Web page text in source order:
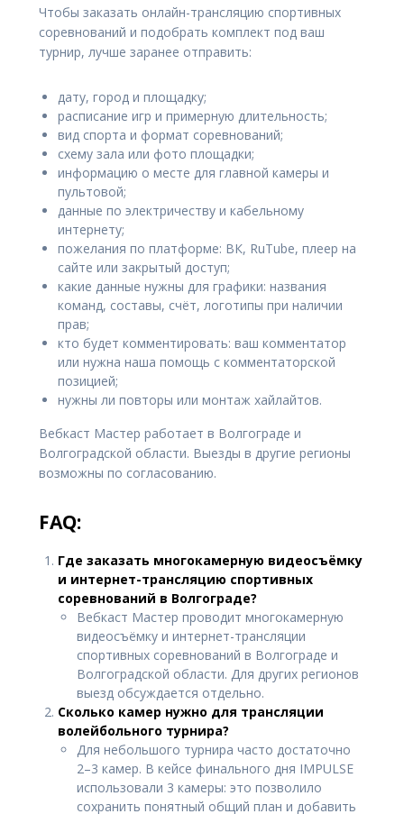
Чтобы заказать онлайн-трансляцию спортивных
соревнований и подобрать комплект под ваш
турнир, лучше заранее отправить:
дату, город и площадку;
расписание игр и примерную длительность;
вид спорта и формат соревнований;
схему зала или фото площадки;
информацию о месте для главной камеры и
пультовой;
данные по электричеству и кабельному
интернету;
пожелания по платформе: ВК, RuTube, плеер на
сайте или закрытый доступ;
какие данные нужны для графики: названия
команд, составы, счёт, логотипы при наличии
прав;
кто будет комментировать: ваш комментатор
или нужна наша помощь с комментаторской
позицией;
нужны ли повторы или монтаж хайлайтов.
Вебкаст Мастер работает в Волгограде и
Волгоградской области. Выезды в другие регионы
возможны по согласованию.
FAQ:
Где заказать многокамерную видеосъёмку
и интернет-трансляцию спортивных
соревнований в Волгограде?
Вебкаст Мастер проводит многокамерную
видеосъёмку и интернет-трансляции
спортивных соревнований в Волгограде и
Волгоградской области. Для других регионов
выезд обсуждается отдельно.
Сколько камер нужно для трансляции
волейбольного турнира?
Для небольшого турнира часто достаточно
2–3 камер. В кейсе финального дня IMPULSE
использовали 3 камеры: это позволило
сохранить понятный общий план и добавить